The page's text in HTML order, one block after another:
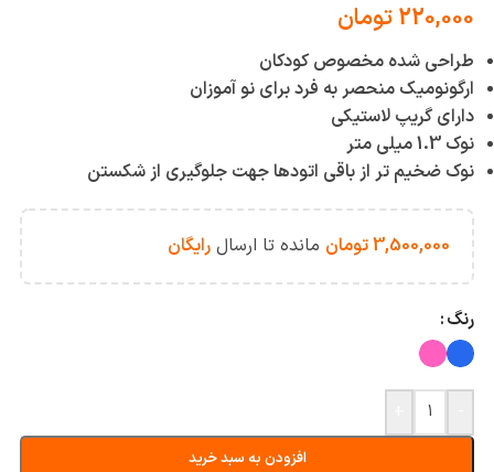
220,000تومان
طراحی شده مخصوص کودکان
ارگونومیک منحصر به فرد برای نو آموزان
دارای گریپ لاستیکی
نوک 1.3 میلی متر
نوک ضخیم تر از باقی اتودها جهت جلوگیری از شکستن
3,500,000تومان مانده تا ارسال رایگان
رنگ
افزودن به سبد خرید